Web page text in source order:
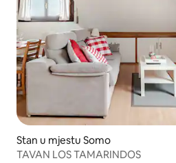
Stan u mjestu Somo
TAVAN LOS TAMARINDOS